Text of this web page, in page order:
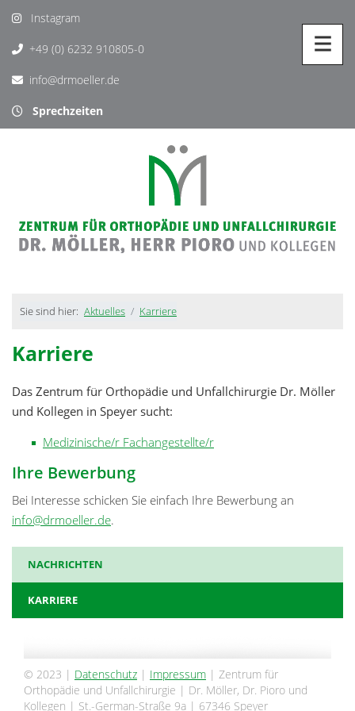
Instagram
+49 (0) 6232 910805-0
info@drmoeller.de
Sprechzeiten
Sie sind hier: Aktuelles Karriere
Karriere
Das Zentrum für Orthopädie und Unfallchirurgie Dr. Möller
und Kollegen in Speyer sucht:
Medizinische/r Fachangestellte/r
Ihre Bewerbung
Bei Interesse schicken Sie einfach Ihre Bewerbung an
info@drmoeller.de.
NACHRICHTEN
KARRIERE
© 2023 | Datenschutz | Impressum | Zentrum für
Orthopädie und Unfallchirurgie | Dr. Möller, Dr. Pioro und
Kollegen | St.-German-Straße 9a | 67346 Speyer